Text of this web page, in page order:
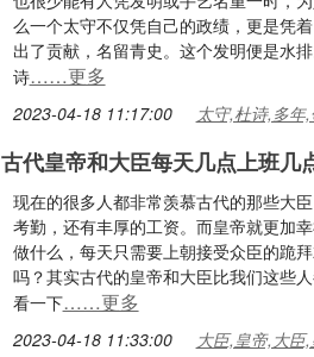
么一个太守不仅凭自己的政绩，更是凭
出了贡献，名留青史。这个发明便是水
诗……更多
2023-04-18 11:17:00 太守,杜诗,多年
古代皇帝和大臣每天几点上班几
现在的很多人都非常羡慕古代的那些大
考勤，还有丰厚的工资。而皇帝就更加
做什么，每天只需要上朝接受众臣的跪
吗？其实古代的皇帝和大臣比我们这些
看一下……更多
2023-04-18 11:33:00 大臣,皇帝,大臣